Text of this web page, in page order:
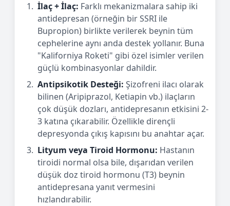
İlaç + İlaç: Farklı mekanizmalara sahip iki
antidepresan (örneğin bir SSRI ile
Bupropion) birlikte verilerek beynin tüm
cephelerine aynı anda destek yollanır. Buna
"Kaliforniya Roketi" gibi özel isimler verilen
güçlü kombinasyonlar dahildir.
Antipsikotik Desteği: Şizofreni ilacı olarak
bilinen (Aripiprazol, Ketiapin vb.) ilaçların
çok düşük dozları, antidepresanın etkisini 2-
3 katına çıkarabilir. Özellikle dirençli
depresyonda çıkış kapısını bu anahtar açar.
Lityum veya Tiroid Hormonu: Hastanın
tiroidi normal olsa bile, dışarıdan verilen
düşük doz tiroid hormonu (T3) beynin
antidepresana yanıt vermesini
hızlandırabilir.